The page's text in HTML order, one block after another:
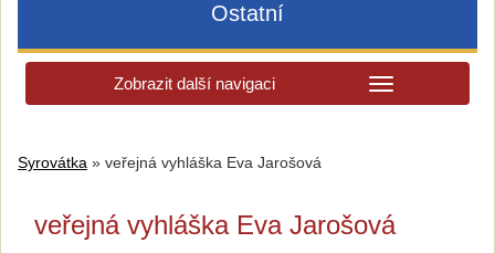
Ostatní
Zobrazit další navigaci
Syrovátka » veřejná vyhláška Eva Jarošová
veřejná vyhláška Eva Jarošová